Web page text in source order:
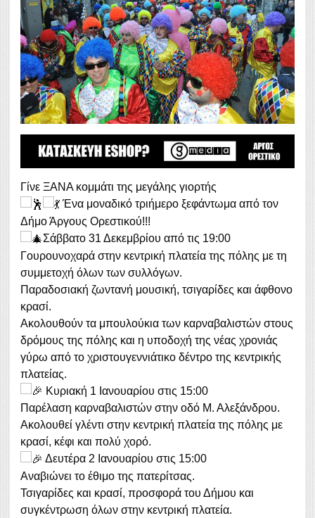
Γίνε ΞΑΝΑ κομμάτι της μεγάλης γιορτής
Ένα μοναδικό τριήμερο ξεφάντωμα από τον
Δήμο Άργους Ορεστικού!!!
Σάββατο 31 Δεκεμβρίου από τις 19:00
Γουρουνοχαρά στην κεντρική πλατεία της πόλης με τη
συμμετοχή όλων των συλλόγων.
Παραδοσιακή ζωντανή μουσική, τσιγαρίδες και άφθονο
κρασί.
Ακολουθούν τα μπουλούκια των καρναβαλιστών στους
δρόμους της πόλης και η υποδοχή της νέας χρονιάς
γύρω από το χριστουγεννιάτικο δέντρο της κεντρικής
πλατείας.
Κυριακή 1 Ιανουαρίου στις 15:00
Παρέλαση καρναβαλιστών στην οδό Μ. Αλεξάνδρου.
Ακολουθεί γλέντι στην κεντρική πλατεία της πόλης με
κρασί, κέφι και πολύ χορό.
Δευτέρα 2 Ιανουαρίου στις 15:00
Αναβιώνει το έθιμο της πατερίτσας.
Τσιγαρίδες και κρασί, προσφορά του Δήμου και
συγκέντρωση όλων στην κεντρική πλατεία.